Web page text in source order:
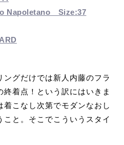
Napoletano Size:37
ングだけでは新人内藤のフラ
着点！という訳にはいきま
こなし次第でモダンなおし
こと。そこでこういうスタイ